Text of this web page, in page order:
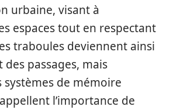
urbaine, visant à
espaces tout en respectant
traboules deviennent ainsi
passages, mais
systèmes de mémoire
l’importance de